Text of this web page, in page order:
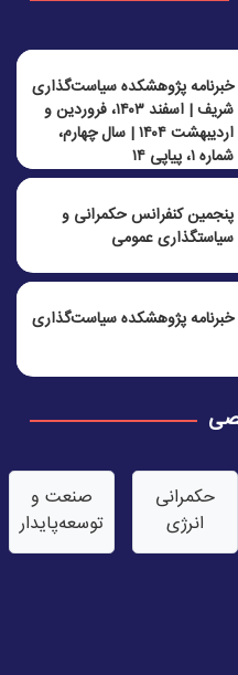
خبرنامه پژوهشکده سیاست‌گذاری
شریف | اسفند ۱۴۰۳، فروردین و
اردیبهشت ۱۴۰۴ | سال چهارم،
شماره ۱، پیاپی ۱۴
پنجمين كنفرانس حكمرانی و
سياستگذاری عمومی
خبرنامه پژوهشکده سیاست‌گذاری
حکمرانی
انرژی
صنعت‌ و
توسعه‌پایدار